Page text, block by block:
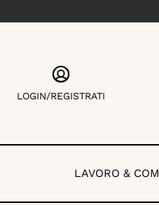
LOGIN/REGISTRATI
LAVORO &